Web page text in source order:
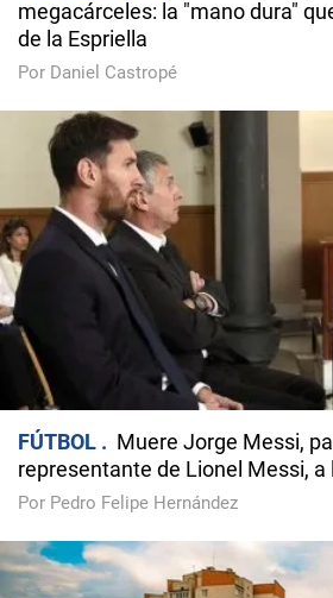
megacárceles: la "mano dura"
de la Espriella
Por Daniel Castropé
FÚTBOL
Muere Jorge Messi,
representante de Lionel Messi, a
Por Pedro Felipe Hernández